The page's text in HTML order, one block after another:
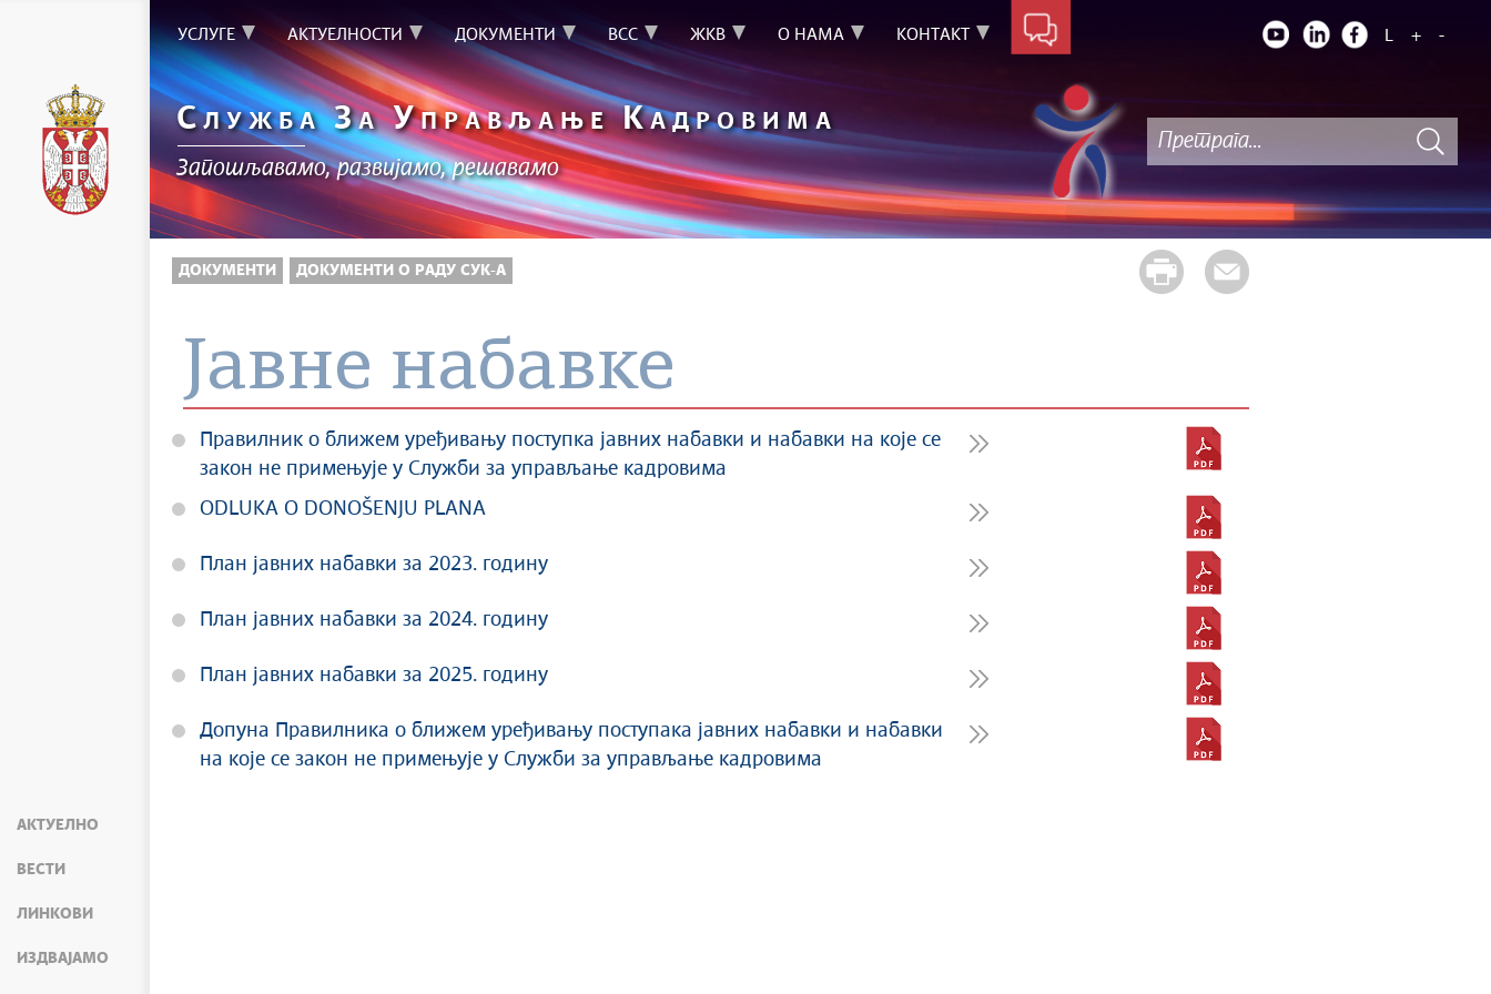
АКТУЕЛНО
ВЕСТИ
ЛИНКОВИ
ИЗДВАЈАМО
УСЛУГЕ АКТУЕЛНОСТИ ДОКУМЕНТИ ВСС ЖКВ О НАМА КОНТАКТ L + -
СЛУЖБА ЗАУПРАВЉАЊЕКАДРОВИМА
Запошљавамо, развијамо, решавамо
ДОКУМЕНТИ ДОКУМЕНТИ О РАДУ СУК-А
Јавне набавке
Правилник о ближем уређивању поступка јавних набавки и набавки на које се
закон не примењује у Служби за управљање кадровима
ODLUKA O DONOŠENJU PLANA
План јавних набавки за 2023. годину
План јавних набавки за 2024. годину
План јавних набавки за 2025. годину
Допуна Правилника о ближем уређивању поступака јавних набавки и набавки
на које се закон не примењује у Служби за управљање кадровима